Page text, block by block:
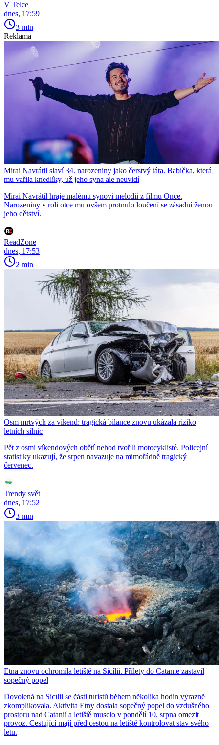
V Telce
dnes, 17:59
3 min
Reklama
Mirai Navrátil slaví 34. narozeniny jako čerstvý táta. Babička, která
mu vařila knedlíky, už jeho syna ale neuvidí
Mirai Navrátil hraje malému synovi melodii z filmu Once.
Narozeniny v roli otce mu ovšem protnulo loučení se zásadní ženou
jeho dětství.
ReadZone
dnes, 17:53
2 min
Osm mrtvých za víkend: tragická bilance znovu ukázala riziko
letních silnic
Pět z osmi víkendových obětí nehod tvořili motocyklisté. Policejní
statistiky ukazují, že srpen navazuje na mimořádně tragický
červenec.
Trendy svět
dnes, 17:52
3 min
Etna znovu ochromila letiště na Sicílii. Přílety do Catanie zastavil
sopečný popel
Dovolená na Sicílii se části turistů během několika hodin výrazně
zkomplikovala. Aktivita Etny dostala sopečný popel do vzdušného
prostoru nad Catanií a letiště muselo v pondělí 10. srpna omezit
provoz. Cestující mají před cestou na letiště kontrolovat stav svého
letu.